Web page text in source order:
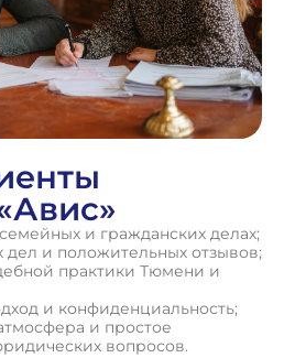
и гражданских делах;
дел и положительных отзывов;
практики Тюмени и
и конфиденциальность;
и простое
вопросов.